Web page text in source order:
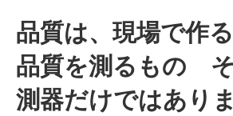
品質は、現場で作る
品質を測るもの
測器だけではあり